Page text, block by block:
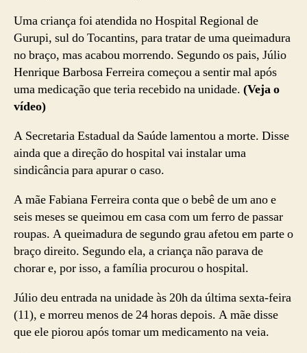
Uma criança foi atendida no Hospital Regional de
Gurupi, sul do Tocantins, para tratar de uma queimadura
no braço, mas acabou morrendo. Segundo os pais, Júlio
Henrique Barbosa Ferreira começou a sentir mal após
uma medicação que teria recebido na unidade. (Veja o
vídeo)
A Secretaria Estadual da Saúde lamentou a morte. Disse
ainda que a direção do hospital vai instalar uma
sindicância para apurar o caso.
A mãe Fabiana Ferreira conta que o bebê de um ano e
seis meses se queimou em casa com um ferro de passar
roupas. A queimadura de segundo grau afetou em parte o
braço direito. Segundo ela, a criança não parava de
chorar e, por isso, a família procurou o hospital.
Júlio deu entrada na unidade às 20h da última sexta-feira
(11), e morreu menos de 24 horas depois. A mãe disse
que ele piorou após tomar um medicamento na veia.